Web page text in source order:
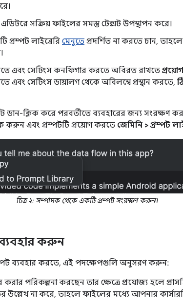
সক্রিয় ফাইলের সমস্ত টেক্সট উপস্থাপন করে।
প্রম্পট লাইব্রেরিমেনুতে প্রদর্শিত না করতে চান, তাহলে
এবং সেটিংস কনফিগার করতে অবিরত রাখতেপ্রয়োগ
এবং সেটিংস ডায়ালগ থেকে অবিলম্বে প্রস্থান করতে,
ডান-ক্লিক করে পরবর্তীতে ব্যবহারের জন্য সংরক্ষণ
করুন এবং প্রম্পটটি প্রয়োগ করতে জেমিনি > প্রম্পট
চিত্র ২: সম্পাদক থেকে একটি প্রম্পট সংরক্ষণ করুন।
ব্যবহার করুন
ব্যবহার করতে, এই পদক্ষেপগুলি অনুসরণ করুন:
করার পরিকল্পনা করছেন তার ক্ষেত্রে প্রযোজ্য হলে
উল্লেখ না করে, তাহলে ফাইলের মধ্যে আপনার